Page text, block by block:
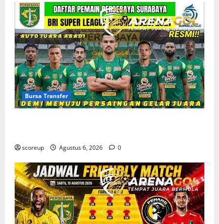
Bursa Transfer
scoreup Agustus 6, 2026 0